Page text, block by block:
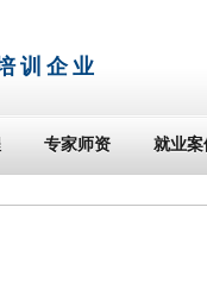
训企业
专家师资 就业案